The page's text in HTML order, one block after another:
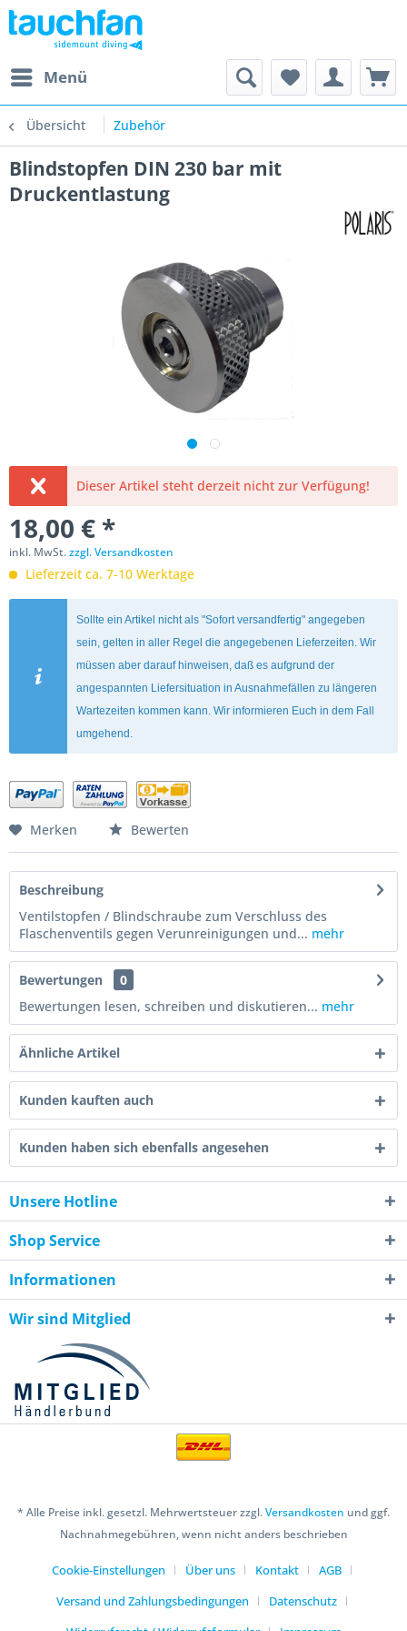
Menü
Übersicht Zubehör
Blindstopfen DIN 230 bar mit
Druckentlastung
Dieser Artikel steht derzeit nicht zur Verfügung!
18,00 € *
inkl. MwSt.zzgl. Versandkosten
Lieferzeit ca. 7-10 Werktage
Sollte ein Artikel nicht als "Sofort versandfertig" angegeben
sein, gelten in aller Regel die angegebenen Lieferzeiten. Wir
müssen aber darauf hinweisen, daß es aufgrund der
angespannten Liefersituation in Ausnahmefällen zu längeren
Wartezeiten kommen kann. Wir informieren Euch in dem Fall
umgehend.
Merken Bewerten
Beschreibung
Ventilstopfen / Blindschraube zum Verschluss des
Flaschenventils gegen Verunreinigungen und... mehr
Bewertungen
0
Bewertungen lesen, schreiben und diskutieren... mehr
Ähnliche Artikel
Kunden kauften auch
Kunden haben sich ebenfalls angesehen
Unsere Hotline
Shop Service
Informationen
Wir sind Mitglied
* Alle Preise inkl. gesetzl. Mehrwertsteuer zzgl.Versandkosten und ggf.
Nachnahmegebühren, wenn nicht anders beschrieben
Cookie-Einstellungen Über uns Kontakt
AGB
Versand und Zahlungsbedingungen
Datenschutz